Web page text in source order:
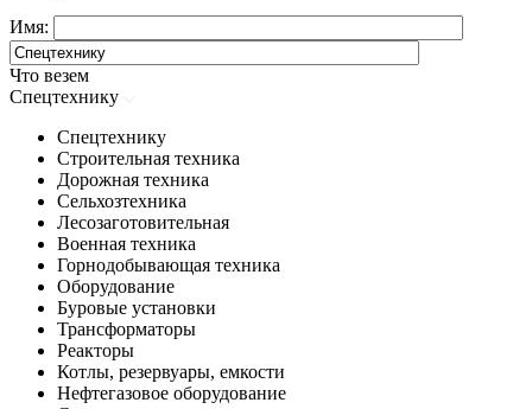
Имя:
Что везем
Спецтехнику
Спецтехнику
Строительная техника
Дорожная техника
Сельхозтехника
Лесозаготовительная
Военная техника
Горнодобывающая техника
Оборудование
Буровые установки
Трансформаторы
Реакторы
Котлы, резервуары, емкости
Нефтегазовое оборудование